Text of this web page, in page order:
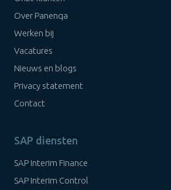
Over Panenqa
Werken bij
Vacatures
Nieuws en blogs
Privacy statement
Contact
SAP diensten
SAP Interim Finance
SAP Interim Control